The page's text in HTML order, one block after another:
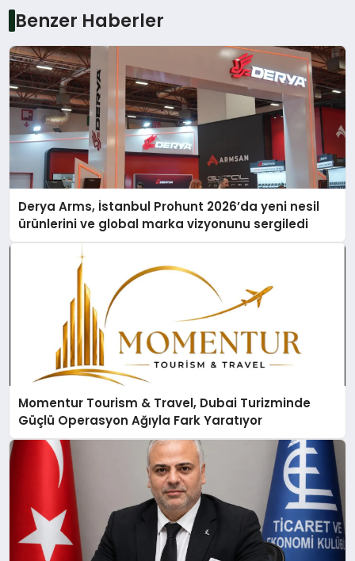
Benzer Haberler
Derya Arms, İstanbul Prohunt 2026’da yeni nesil
ürünlerini ve global marka vizyonunu sergiledi
Momentur Tourism & Travel, Dubai Turizminde
Güçlü Operasyon Ağıyla Fark Yaratıyor